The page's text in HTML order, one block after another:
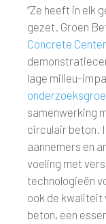
“Ze heeft in elk
gezet. Groen
Concrete Center
lage milieu-
samenwerking
circulair beton.
aannemers en
voeling met
technologieën
ook de kwaliteit
beton, een